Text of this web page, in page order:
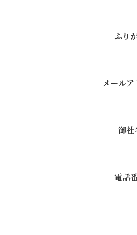
ふり
メールア
御社
電話